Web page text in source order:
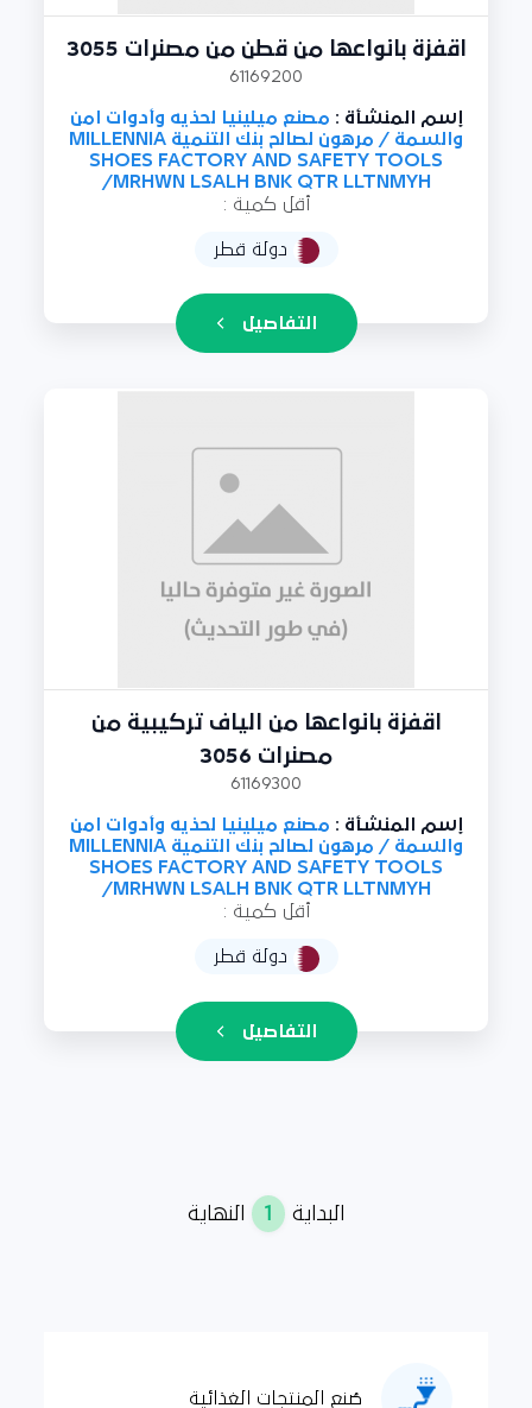
صُنع المنتجات الغذائية
اقفزة بانواعها من قطن من مصنرات 3055
61169200
إسم المنشأة : مصنع ميلينيا لحذيه وأدوات امن
والسمة / مرهون لصالح بنك التنمية MILLENNIA
SHOES FACTORY AND SAFETY TOOLS
/MRHWN LSALH BNK QTR LLTNMYH
أقل كمية :
دولة قطر
التفاصيل
اقفزة بانواعها من الياف تركيبية من
مصنرات 3056
61169300
إسم المنشأة : مصنع ميلينيا لحذيه وأدوات امن
والسمة / مرهون لصالح بنك التنمية MILLENNIA
SHOES FACTORY AND SAFETY TOOLS
/MRHWN LSALH BNK QTR LLTNMYH
أقل كمية :
دولة قطر
التفاصيل
البداية 1 النهاية